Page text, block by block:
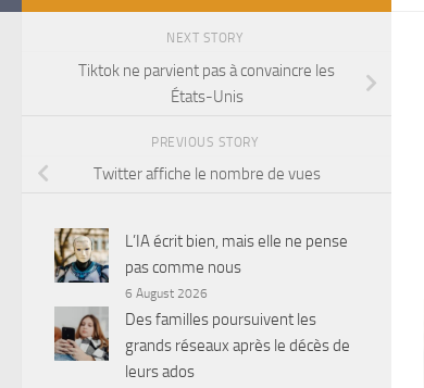
NEXT STORY
Tiktok ne parvient pas à convaincre les
États-Unis
PREVIOUS STORY
Twitter affiche le nombre de vues
L’IA écrit bien, mais elle ne pense
pas comme nous
6 August 2026
Des familles poursuivent les
grands réseaux après le décès de
leurs ados